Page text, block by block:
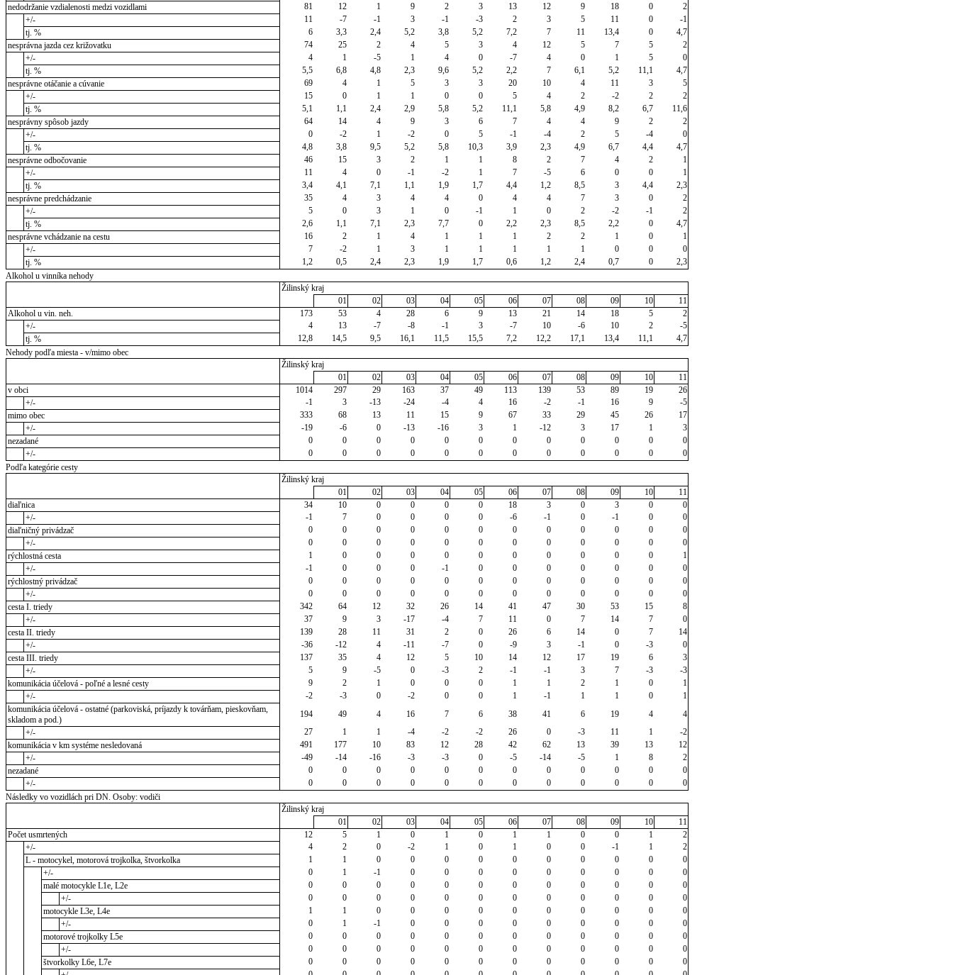
nedodržanie vzdialenosti medzi vozidlami
81 12 1 9 2 3 13 12 9 18 0
2
+/-
11 -7 -1 3 -1 -3 2 3 5 11 0
-1
tj. %
6 3,3 2,4 5,2 3,8 5,2 7,2 7 11 13,4 0
4,7
nesprávna jazda cez križovatku
74 25 2 4 5 3 4 12 5 7 5
2
+/-
4 1 -5 1 4 0 -7 4 0 1 5
0
tj. %
5,5 6,8 4,8 2,3 9,6 5,2 2,2 7 6,1 5,2 11,1
4,7
nesprávne otáčanie a cúvanie
69 4 1 5 3 3 20 10 4 11 3
5
+/-
15 0 1 1 0 0 5 4 2 -2 2
2
tj. %
5,1 1,1 2,4 2,9 5,8 5,2 11,1 5,8 4,9 8,2 6,7
11,6
nesprávny spôsob jazdy
64 14 4 9 3 6 7 4 4 9 2
2
+/-
0 -2 1 -2 0 5 -1 -4 2 5 -4
0
tj. %
4,8 3,8 9,5 5,2 5,8 10,3 3,9 2,3 4,9 6,7 4,4
4,7
nesprávne odbočovanie
46 15 3 2 1 1 8 2 7 4 2
1
+/-
11 4 0 -1 -2 1 7 -5 6 0 0
1
tj. %
3,4 4,1 7,1 1,1 1,9 1,7 4,4 1,2 8,5 3 4,4
2,3
nesprávne predchádzanie
35 4 3 4 4 0 4 4 7 3 0
2
+/-
5 0 3 1 0 -1 1 0 2 -2 -1
2
tj. %
2,6 1,1 7,1 2,3 7,7 0 2,2 2,3 8,5 2,2 0
4,7
nesprávne vchádzanie na cestu
16 2 1 4 1 1 1 2 2 1 0
1
+/-
7 -2 1 3 1 1 1 1 1 0 0
0
tj. %
1,2 0,5 2,4 2,3 1,9 1,7 0,6 1,2 2,4 0,7 0
2,3
Alkohol u vinníka nehody
Žilinský kraj
01
02 03 04 05 06 07 08 09 10
11
Alkohol u vin. neh.
173 53 4 28 6 9 13 21 14 18 5
2
+/-
4 13 -7 -8 -1 3 -7 10 -6 10 2
-5
tj. %
12,8 14,5 9,5 16,1 11,5 15,5 7,2 12,2 17,1 13,4 11,1
4,7
Nehody podľa miesta - v/mimo obec
Žilinský kraj
01
02 03 04 05 06 07 08 09 10
11
v obci
1014 297 29 163 37 49 113 139 53 89 19
26
+/-
-1 3 -13 -24 -4 4 16 -2 -1 16 9
-5
mimo obec
333 68 13 11 15 9 67 33 29 45 26
17
+/-
-19 -6 0 -13 -16 3 1 -12 3 17 1
3
nezadané
0 0 0 0 0 0 0 0 0 0 0
0
+/-
0 0 0 0 0 0 0 0 0 0 0
0
Podľa kategórie cesty
Žilinský kraj
01
02 03 04 05 06 07 08 09 10
11
diaľnica
34 10 0 0 0 0 18 3 0 3 0
0
+/-
-1 7 0 0 0 0 -6 -1 0 -1 0
0
diaľničný privádzač
0 0 0 0 0 0 0 0 0 0 0
0
+/-
0 0 0 0 0 0 0 0 0 0 0
0
rýchlostná cesta
1 0 0 0 0 0 0 0 0 0 0
1
+/-
-1 0 0 0 -1 0 0 0 0 0 0
0
rýchlostný privádzač
0 0 0 0 0 0 0 0 0 0 0
0
+/-
0 0 0 0 0 0 0 0 0 0 0
0
cesta I. triedy
342 64 12 32 26 14 41 47 30 53 15
8
+/-
37 9 3 -17 -4 7 11 0 7 14 7
0
cesta II. triedy
139 28 11 31 2 0 26 6 14 0 7
14
+/-
-36 -12 4 -11 -7 0 -9 3 -1 0 -3
0
cesta III. triedy
137 35 4 12 5 10 14 12 17 19 6
3
+/-
5 9 -5 0 -3 2 -1 -1 3 7 -3
-3
komunikácia účelová - poľné a lesné cesty
9 2 1 0 0 0 1 1 2 1 0
1
+/-
-2 -3 0 -2 0 0 1 -1 1 1 0
1
komunikácia účelová - ostatné (parkoviská, príjazdy k továrňam, pieskovňam,
skladom a pod.)
194 49 4 16 7 6 38 41 6 19 4
4
+/-
27 1 1 -4 -2 -2 26 0 -3 11 1
-2
komunikácia v km systéme nesledovaná
491 177 10 83 12 28 42 62 13 39 13
12
+/-
-49 -14 -16 -3 -3 0 -5 -14 -5 1 8
2
nezadané
0 0 0 0 0 0 0 0 0 0 0
0
+/-
0 0 0 0 0 0 0 0 0 0 0
0
Následky vo vozidlách pri DN. Osoby: vodiči
Žilinský kraj
01
02 03 04 05 06 07 08 09 10
11
Počet usmrtených
12 5 1 0 1 0 1 1 0 0 1
2
+/-
4 2 0 -2 1 0 1 0 0 -1 1
2
L - motocykel, motorová trojkolka, štvorkolka
1 1 0 0 0 0 0 0 0 0 0
0
+/-
0 1 -1 0 0 0 0 0 0 0 0
0
malé motocykle L1e, L2e
0 0 0 0 0 0 0 0 0 0 0
0
+/-
0 0 0 0 0 0 0 0 0 0 0
0
motocykle L3e, L4e
1 1 0 0 0 0 0 0 0 0 0
0
+/-
0 1 -1 0 0 0 0 0 0 0 0
0
motorové trojkolky L5e
0 0 0 0 0 0 0 0 0 0 0
0
+/-
0 0 0 0 0 0 0 0 0 0 0
0
štvorkolky L6e, L7e
0 0 0 0 0 0 0 0 0 0 0
0